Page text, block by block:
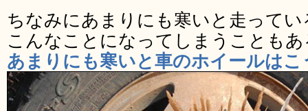
ちなみにあまりにも寒いと走って
こんなことになってしまうことも
あまりにも寒いと車のホイールは